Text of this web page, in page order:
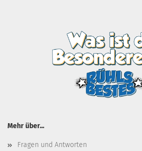
Mehr über...
Fragen und Antworten